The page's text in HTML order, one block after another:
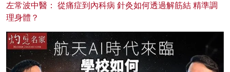
左常波中醫： 從痛症到內科病 針灸如何透過解筋結 精準調
理身體？